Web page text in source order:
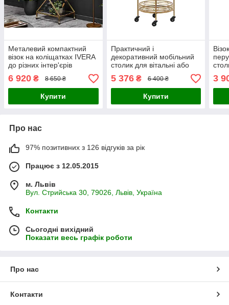
Металевий компактний
візок на коліщатках IVERA
до різних інтер'єрів
6 920 ₴ 8 650 ₴
Купити
Практичний і
декоративний мобільний
столик для вітальні або
5 376₴ 6 400 ₴
Купити
3
Про нас
97% позитивних з 126 відгуків за рік
Працює з 12.05.2015
м. Львів
Вул. Стрийська 30, 79026, Львів, Україна
Контакти
Сьогодні вихідний
Показати весь графік роботи
Про нас
Контакти